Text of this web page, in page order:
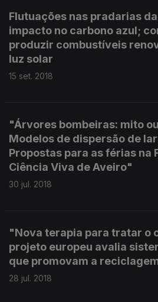
Flutuações nas pradarias
impacto no carbono azul;
produzir combustíveis
luz solar
15 set. 2018
"Árvores bombeiras: mito
Modelos de dispersão de
Propostas para as férias na
Ciência Viva de Aveiro"
30 jul. 2018
"Nova terapia para tratar o
projeto europeu avalia
que promovam a
28 jul. 2018